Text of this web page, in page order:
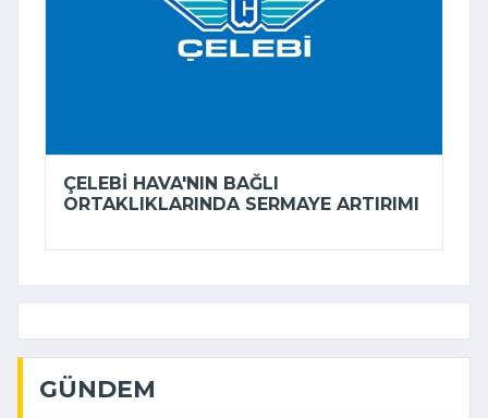
ÇELEBI HAVA'NIN BAĞLI
ORTAKLIKLARINDA SERMAYE ARTIRIMI
GÜNDEM